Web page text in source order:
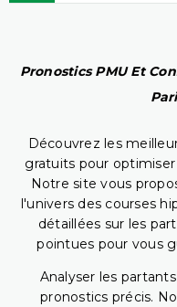
Pronostics PMU Et
Découvrez les
gratuits pour
Notre site vous
l'univers des courses
détaillées sur les
pointues pour vous
Analyser les
pronostics précis.